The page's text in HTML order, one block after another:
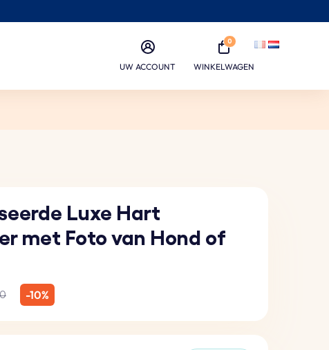
UW ACCOUNT
0
WINKELWAGEN
Luxe Hart
met Foto van Hond of
-10%